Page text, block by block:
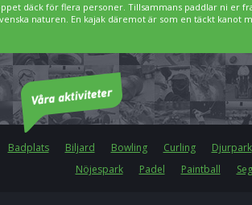
däck för flera personer. Tillsammans paddlar ni er
naturen. En kajak däremot är som en täckt kanot
Badplats Biljard Bowling Curling Djurpark
Nöjespark
Padel Paintball